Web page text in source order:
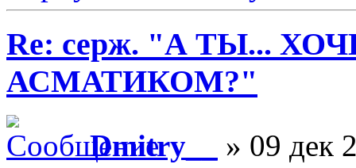
Re: серж. "А ТЫ...
АСМАТИКОМ?"
Dmitry__
» 09 дек